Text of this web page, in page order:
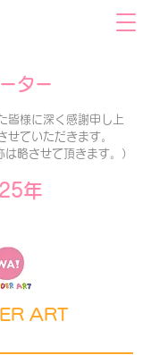
ター
皆様に深く感謝申し上
せていただきます。
略させて頂きます。）
年
ART